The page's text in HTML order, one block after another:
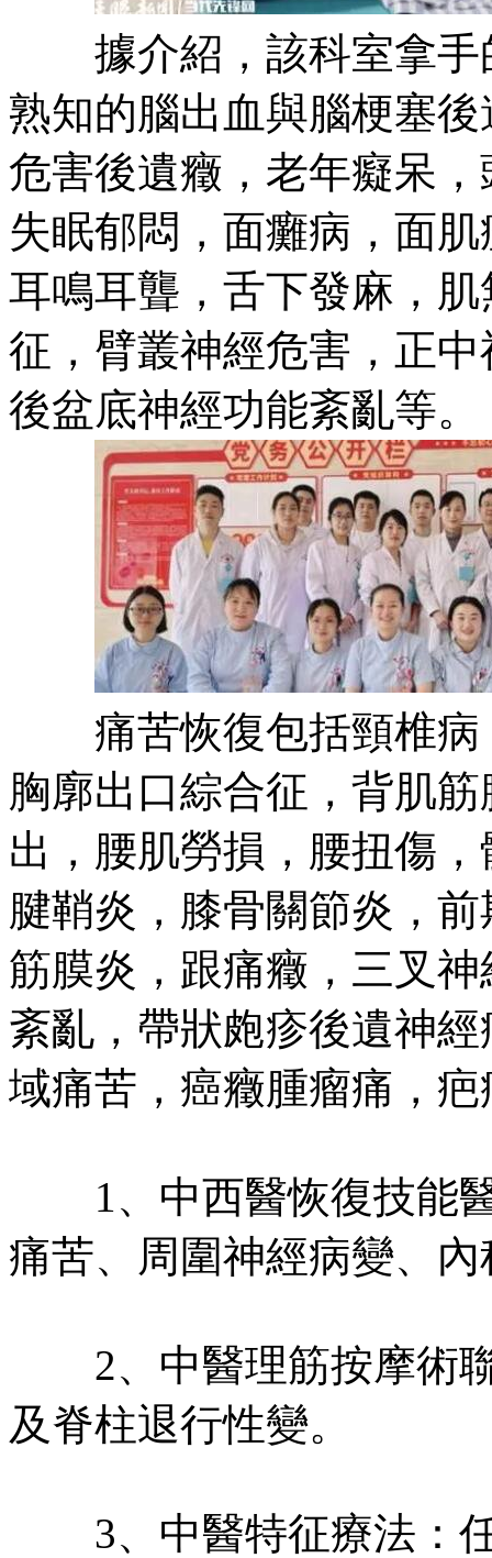
據介紹，該科室拿手
熟知的腦出血與腦梗塞
危害後遺癥，老年癡呆
失眠郁悶，面癱病，面
耳鳴耳聾，舌下發麻，
征，臂叢神經危害，正
後盆底神經功能紊亂等。
痛苦恢復包括頸椎病
胸廓出口綜合征，背肌
出，腰肌勞損，腰扭傷
腱鞘炎，膝骨關節炎，
筋膜炎，跟痛癥，三叉
紊亂，帶狀皰疹後遺神
域痛苦，癌癥腫瘤痛，
1、中西醫恢復技能醫
痛苦、周圍神經病變、
2、中醫理筋按摩術聯
及脊柱退行性變。
3、中醫特征療法：任